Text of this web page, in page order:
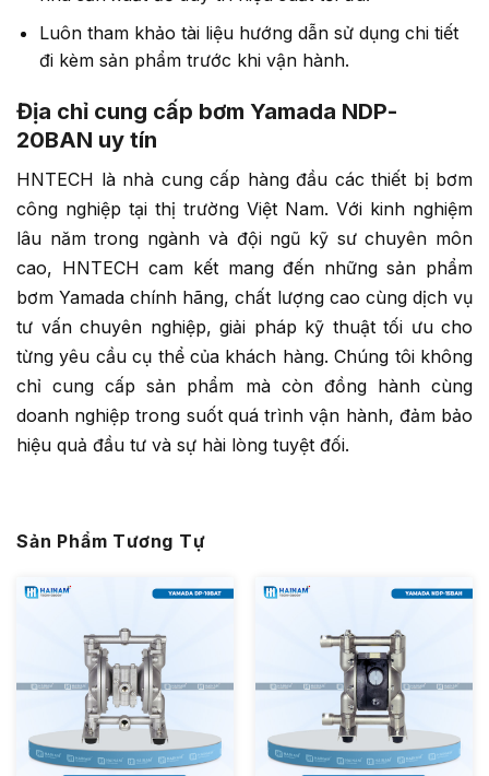
Luôn tham khảo tài liệu hướng dẫn sử dụng chi tiết
đi kèm sản phẩm trước khi vận hành.
Địa chỉ cung cấp bơm Yamada NDP-
20BAN uy tín
HNTECH là nhà cung cấp hàng đầu các thiết bị bơm
công nghiệp tại thị trường Việt Nam. Với kinh nghiệm
lâu năm trong ngành và đội ngũ kỹ sư chuyên môn
cao, HNTECH cam kết mang đến những sản phẩm
bơm Yamada chính hãng, chất lượng cao cùng dịch vụ
tư vấn chuyên nghiệp, giải pháp kỹ thuật tối ưu cho
từng yêu cầu cụ thể của khách hàng. Chúng tôi không
chỉ cung cấp sản phẩm mà còn đồng hành cùng
doanh nghiệp trong suốt quá trình vận hành, đảm bảo
hiệu quả đầu tư và sự hài lòng tuyệt đối.
Sản Phẩm Tương Tự